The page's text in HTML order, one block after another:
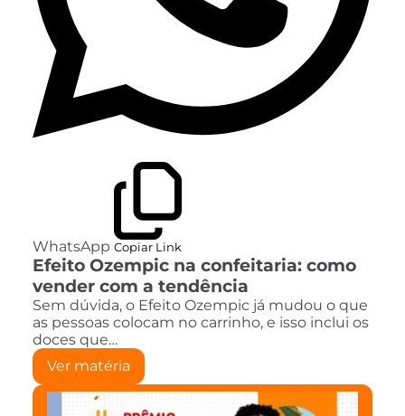
WhatsApp Copiar Link
Efeito Ozempic na confeitaria: como
vender com a tendência
Sem dúvida, o Efeito Ozempic já mudou o que
as pessoas colocam no carrinho, e isso inclui os
doces que…
Ver matéria